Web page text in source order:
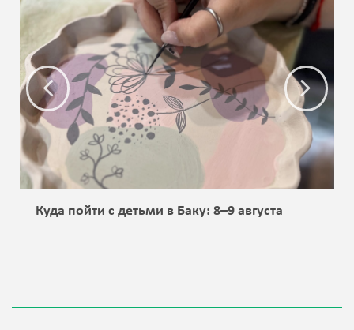
Куда пойти с детьми в Баку: 8–9 августа